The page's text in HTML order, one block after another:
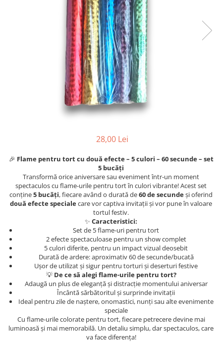
28,00 Lei
🎉 Flame pentru tort cu două efecte – 5 culori – 60 secunde – set
5 bucăți
Transformă orice aniversare sau eveniment într-un moment
spectaculos cu flame-urile pentru tort în culori vibrante! Acest set
conține5 bucăți, fiecare având o durată de60 de secundeși oferind
două efecte specialecare vor captiva invitații și vor pune în valoare
tortul festiv.
✨ Caracteristici:
Set de 5 flame-uri pentru tort
2 efecte spectaculoase pentru un show complet
5 culori diferite, pentru un impact vizual deosebit
Durată de ardere: aproximativ 60 de secunde/bucată
Ușor de utilizat și sigur pentru torturi și deserturi festive
💡 De ce să alegi flame-urile pentru tort?
Adaugă un plus de eleganță și distracție momentului aniversar
Încântă sărbătoritul și surprinde invitații
Ideal pentru zile de naștere, onomastici, nunți sau alte evenimente
speciale
Cu flame-urile colorate pentru tort, fiecare petrecere devine mai
luminoasă și mai memorabilă. Un detaliu simplu, dar spectaculos, care
va face diferența!